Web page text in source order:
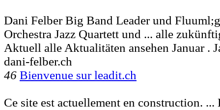
Dani Felber Big Band Leader und
Orchestra Jazz Quartett und ... alle
Aktuell alle Aktualitäten ansehen Januar .
dani-felber.ch
46 Bienvenue sur leadit.ch
Ce site est actuellement en construction.